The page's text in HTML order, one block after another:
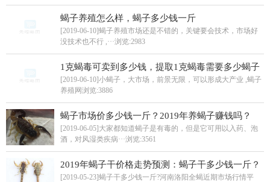
蝎子养殖怎么样，蝎子多少钱一斤
[2019-06-10]蝎子养殖市场还是不错的，关键要会技术，市场好
没技术也不行 ,···浏览:2983
1克蝎毒可卖到多少钱，提取1克蝎毒需要多少蝎子
[2019-06-10]小蝎子，大市场，前景无限，可以形成大产业 ,蝎子
养殖网浏览:3886
蝎子市场价多少钱一斤？2019年养蝎子赚钱吗？
[2019-06-05]大家都知道蝎子是有毒的，但是它可用以入药、泡
酒，对风湿类疾病···浏览:3561
2019年蝎子干价格走势预测：蝎子干多少钱一斤？
[2019-05-23]蝎子干多少钱一斤?河南洛阳全蝎近期市场行情平